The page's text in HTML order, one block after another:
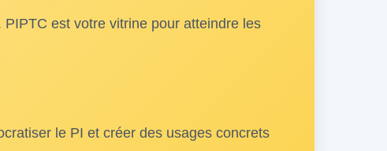
est votre vitrine pour atteindre les
le PI et créer des usages concrets